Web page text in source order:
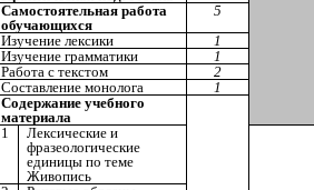
Самостоятельная работа
обучающихся
5
Изучение лексики
1
Изучение грамматики
1
Работа с текстом
2
Составление монолога
1
Содержание учебного
материала
1
Лексические и
фразеологические
единицы по теме
Живопись